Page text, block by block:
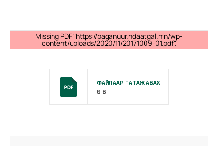
Missing PDF "https://baganuur.ndaatgal.mn/wp-
content/uploads/2020/11/20171009-01.pdf".
ФАЙЛААР ТАТАЖ АВАХ
0 B